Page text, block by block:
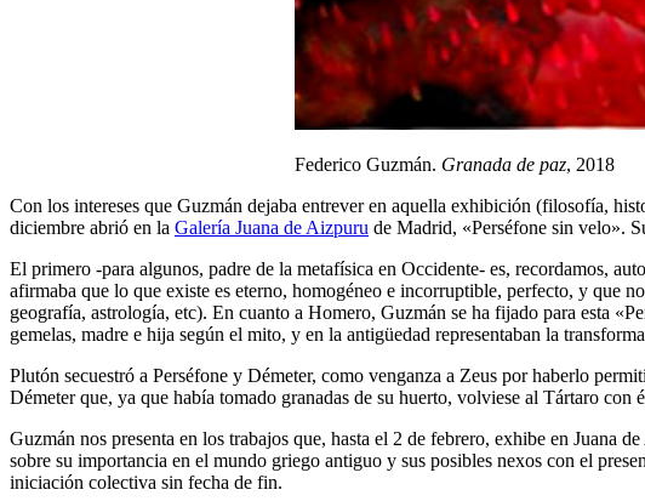
Federico Guzmán. Granada de paz, 2018
Con los intereses que Guzmán dejaba entrever en aquella exhibición (filosofía,
diciembre abrió en la Galería Juana de Aizpuru de Madrid, «Perséfone sin velo».
El primero -para algunos, padre de la metafísica en Occidente- es, recordamos,
afirmaba que lo que existe es eterno, homogéneo e incorruptible, perfecto, y que
geografía, astrología, etc). En cuanto a Homero, Guzmán se ha fijado para esta
gemelas, madre e hija según el mito, y en la antigüedad representaban la
Plutón secuestró a Perséfone y Démeter, como venganza a Zeus por haberlo
Démeter que, ya que había tomado granadas de su huerto, volviese al Tártaro
Guzmán nos presenta en los trabajos que, hasta el 2 de febrero, exhibe en Juana
sobre su importancia en el mundo griego antiguo y sus posibles nexos con el
iniciación colectiva sin fecha de fin.